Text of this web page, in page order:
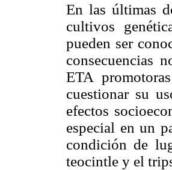
En las últimas
cultivos
pueden ser
consecuencias
ETA
cuestionar su
efectos
especial en un
condición de
teocintle y el